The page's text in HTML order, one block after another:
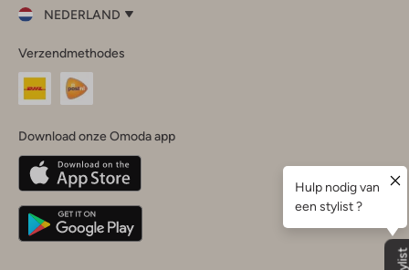
NEDERLAND
je
land
Nederland
Belgique(Français)
Deutschland
Verzendmethodes
Download onze Omoda app